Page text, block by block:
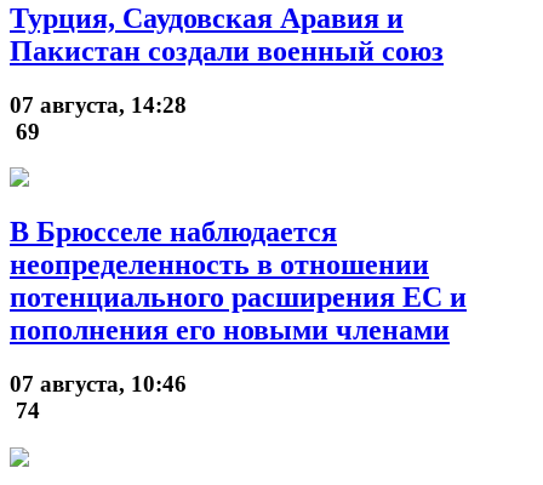
Турция, Саудовская Аравия и
Пакистан создали военный союз
07 августа, 14:28
69
В Брюсселе наблюдается
неопределенность в отношении
потенциального расширения ЕС и
пополнения его новыми членами
07 августа, 10:46
74